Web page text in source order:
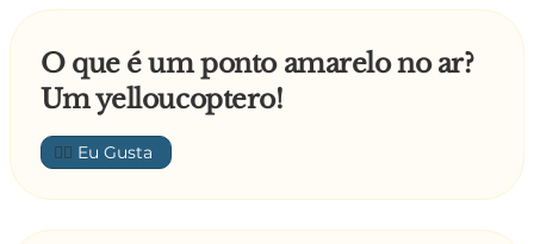
O que é um ponto amarelo no ar?
Um yelloucoptero!
👍🏼